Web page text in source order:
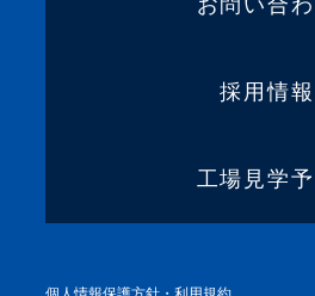
お問い合
採用情報
工場見学